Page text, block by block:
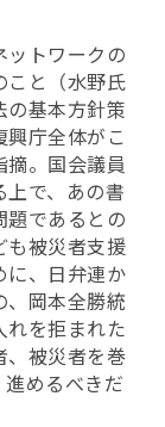
ットワークの
こと（水野氏
の基本方針策
庁全体がこ
摘。国会議員
で、あの書
題であるとの
も被災者支援
に、日弁連か
、岡本全勝統
れを拒まれた
、被災者を巻
めるべきだ